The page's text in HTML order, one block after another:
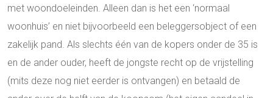
met woondoeleinden. Alleen dan is het een ‘normaal
woonhuis’ en niet bijvoorbeeld een beleggersobject of een
zakelijk pand. Als slechts één van de kopers onder de 35 is
en de ander ouder, heeft de jongste recht op de vrijstelling
(mits deze nog niet eerder is ontvangen) en betaald de